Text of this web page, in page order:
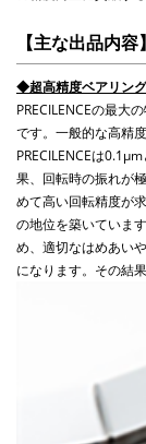
【主な出品内容】
◆超高精度ベアリン
PRECILENCEの最大
です。 一般的な高精
PRECILENCEは0.1µm
果、回転時の振れが
めて高い回転精度が
の地位を築いています
め、 適切なはめあい
になります。その結